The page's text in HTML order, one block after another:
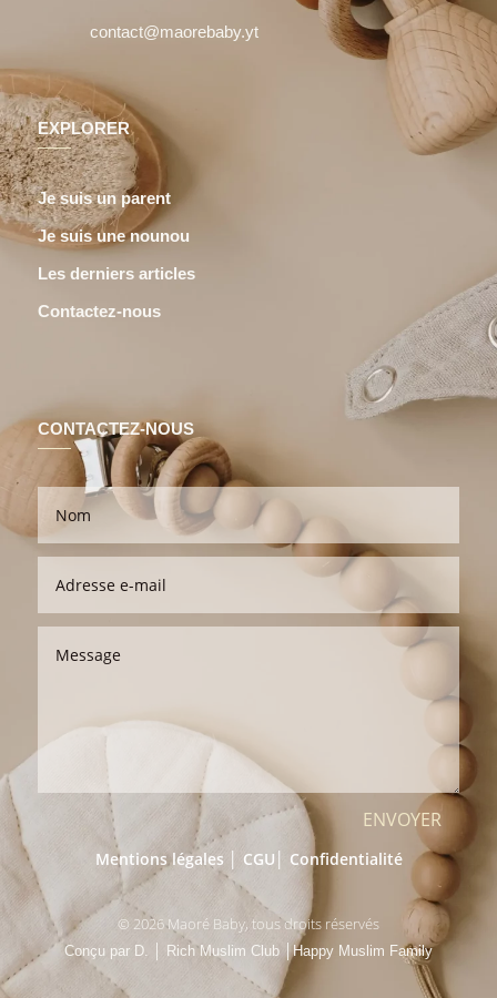
contact@maorebaby.yt
EXPLORER
Je suis un parent
Je suis une nounou
Les derniers articles
Contactez-nous
CONTACTEZ-NOUS
ENVOYER
Mentions légales │ CGU Confidentialité
© 2026 Maoré Baby, tous droits réservés
Conçu par D. Rich Muslim Club │Happy Muslim Family